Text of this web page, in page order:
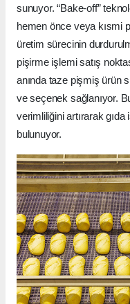
sunuyor. “Bake-off”
hemen önce veya kısmi
üretim sürecinin
pişirme işlemi satış
anında taze pişmiş ürün
ve seçenek sağlanıyor.
verimliliğini artırarak gıda
bulunuyor.